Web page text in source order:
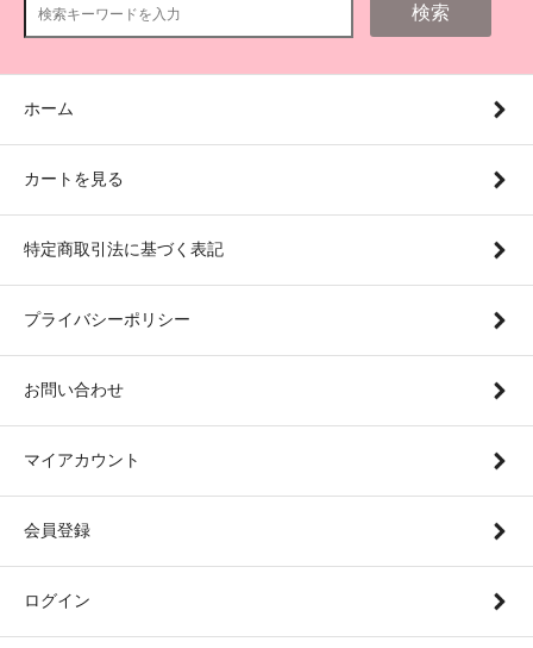
検索
ホーム
カートを見る
特定商取引法に基づく表記
プライバシーポリシー
お問い合わせ
マイアカウント
会員登録
ログイン